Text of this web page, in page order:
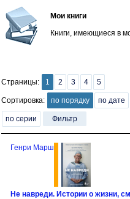
Мои книги
Книги, имеющиеся в
Страницы: 1 2 3 4 5
Сортировка: по порядку по дате
по серии Фильтр
Генри Марш
Не навреди. Истории о жизни,